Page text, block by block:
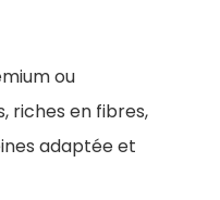
ou
riches en fibres,
adaptée et